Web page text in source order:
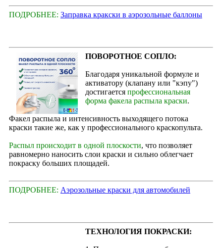
ПОДРОБНЕЕ: Заправка кракски в аэрозольные баллоны
ПОВОРОТНОЕ СОПЛО:
Благодаря уникальной формуле и
активатору (клапану или "кэпу")
достигается профессиональная
форма факела распыла краски.
Факел распыла и интенсивность выходящего потока
краски такие же, как у профессионального краскопульта.
Распыл происходит в одной плоскости, что позволяет
равномерно наносить слои краски и сильно облегчает
покраску больших площадей.
ПОДРОБНЕЕ: Аэрозольные краски для автомобилей
ТЕХНОЛОГИЯ ПОКРАСКИ: